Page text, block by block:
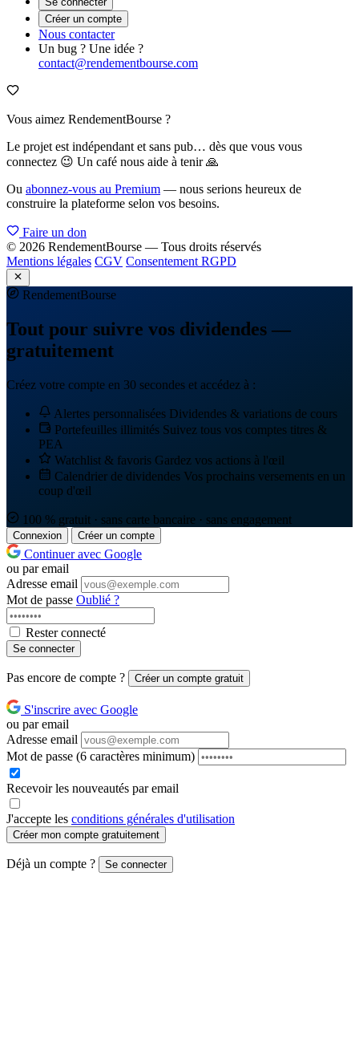
Créer un compte
Nous contacter
Un bug ? Une idée ?
contact@rendementbourse.com
Vous aimez RendementBourse ?
Le projet est indépendant et sans pub… dès que vous vous
connectez 😉 Un café nous aide à tenir 🙏
Ou abonnez-vous au Premium — nous serions heureux de
construire la plateforme selon vos besoins.
Faire un don
© 2026 RendementBourse — Tous droits réservés
Mentions légales CGV Consentement RGPD
RendementBourse
Tout pour suivre vos dividendes —
gratuitement
Créez votre compte en 30 secondes et accédez à :
Alertes personnalisées Dividendes & variations de cours
Portefeuilles illimités Suivez tous vos comptes titres &
PEA
Watchlist & favoris Gardez vos actions à l'œil
Calendrier de dividendes Vos prochains versements en un
coup d'œil
100 % gratuit · sans carte bancaire · sans engagement
Connexion Créer un compte
Continuer avec Google
ou par email
Adresse email
Mot de passe Oublié ?
Rester connecté
Se connecter
Pas encore de compte ? Créer un compte gratuit
S'inscrire avec Google
ou par email
Adresse email
Mot de passe (6 caractères minimum)
Recevoir les nouveautés par email
J'accepte les conditions générales d'utilisation
Créer mon compte gratuitement
Déjà un compte ? Se connecter